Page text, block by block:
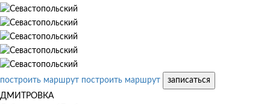
построить маршрут построить маршрут
записаться
ДМИТРОВКА